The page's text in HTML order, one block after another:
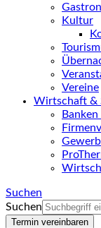
Kultur
Vereine
Wirtschaft &
Suchen
Suchen
Termin vereinbaren